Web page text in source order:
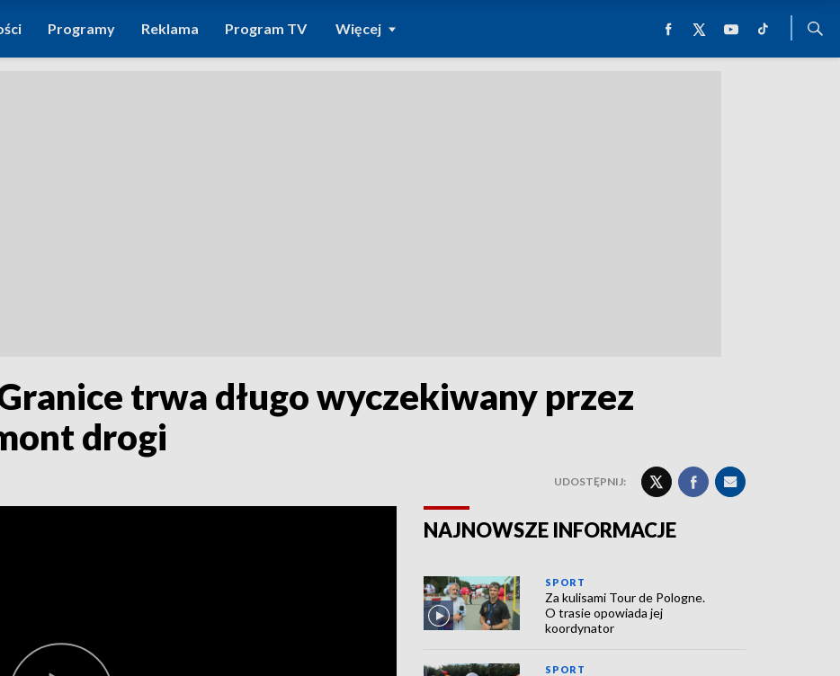
Programy Reklama Program TV Więcej
trwa długo wyczekiwany przez
drogi
UDOSTĘPNIJ:
NAJNOWSZE INFORMACJE
SPORT
Za kulisami Tour de Pologne.
O trasie opowiada jej
koordynator
SPORT